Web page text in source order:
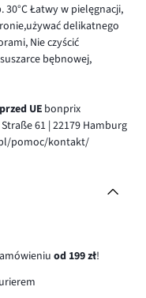
Łatwy w pielęgnacji,
delikatnego
Nie czyścić
bębnowej,
UE bonprix
61 | 22179 Hamburg
pomoc/kontakt/
od 199 zł!